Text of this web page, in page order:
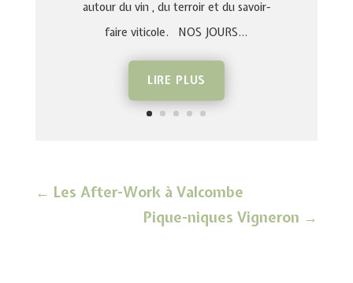
autour du vin , du terroir et du savoir-
faire viticole. NOS JOURS...
LIRE PLUS
← Les After-Work à Valcombe
Pique-niques Vigneron →